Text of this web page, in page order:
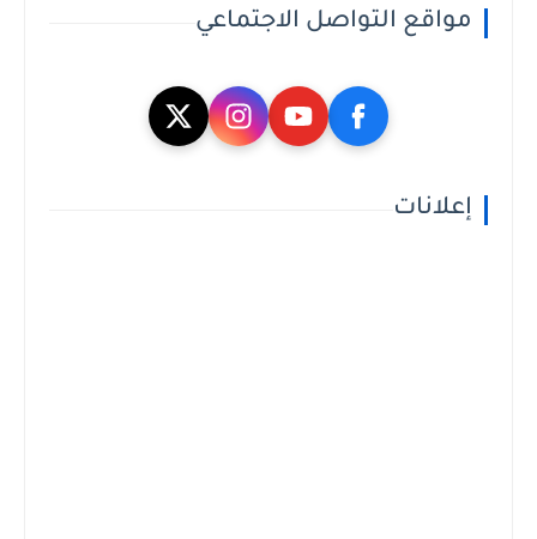
مواقع التواصل الاجتماعي
إعلانات